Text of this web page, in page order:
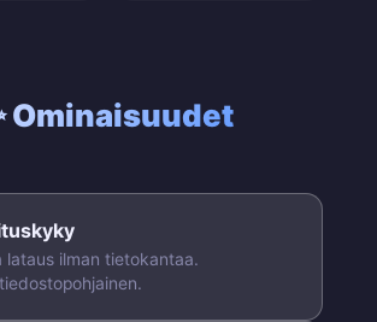
Ominaisuudet
lataus ilman tietokantaa.